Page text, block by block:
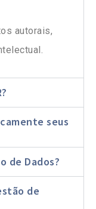
autorais,
seus
de Dados?
de